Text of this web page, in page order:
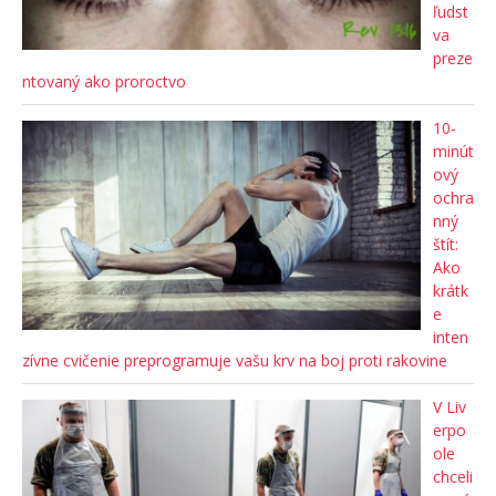
ľudst
va
preze
ntovaný ako proroctvo
10-
minút
ový
ochra
nný
štít:
Ako
krátk
e
inten
zívne cvičenie preprogramuje vašu krv na boj proti rakovine
V Liv
erpo
ole
chceli